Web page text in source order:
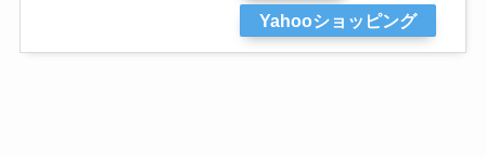
Yahooショッピング